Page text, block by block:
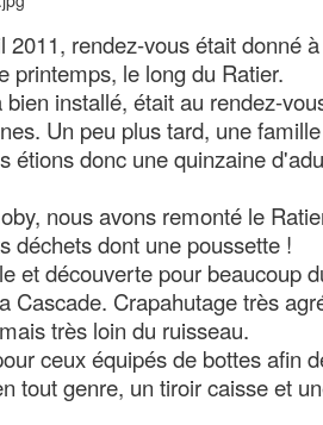
2011, rendez-vous était donné
printemps, le long du Ratier.
installé, était au rendez-
Un peu plus tard, une
étions donc une quinzaine
nous avons remonté le
déchets dont une poussette !
et découverte pour beaucoup
Cascade. Crapahutage très
très loin du ruisseau.
ceux équipés de bottes afin
tout genre, un tiroir caisse et